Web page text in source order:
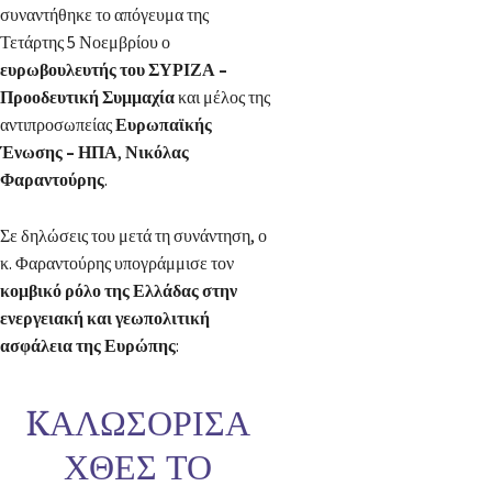
συναντήθηκε το απόγευμα της
Τετάρτης 5 Νοεμβρίου ο
ευρωβουλευτής του ΣΥΡΙΖΑ –
Προοδευτική Συμμαχίακαι μέλος της
αντιπροσωπείαςΕυρωπαϊκής
Ένωσης – ΗΠΑ, Νικόλας
Φαραντούρης.
Σε δηλώσεις του μετά τη συνάντηση, ο
κ. Φαραντούρης υπογράμμισε τον
κομβικό ρόλο της Ελλάδας στην
ενεργειακή και γεωπολιτική
ασφάλεια της Ευρώπης:
KΑΛΩΣΌΡΙΣΑ
ΧΘΕΣ ΤΟ